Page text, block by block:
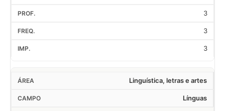
3
3
3
Linguística, letras e artes
Línguas